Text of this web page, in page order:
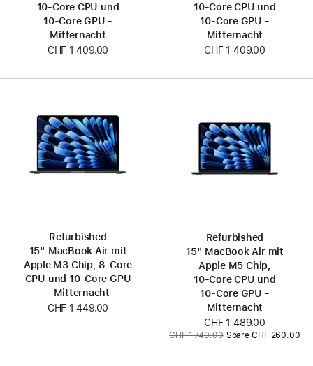
10‑Core CPU und
10‑Core GPU -
Mitternacht
CHF 1 409.00
10‑Core CPU und
10‑Core GPU -
Mitternacht
CHF 1 409.00
Refurbished
15" MacBook Air mit
Apple M3 Chip, 8‑Core
CPU und 10‑Core GPU
- Mitternacht
CHF 1 449.00
Refurbished
15" MacBook Air mit
Apple M5 Chip,
10‑Core CPU und
10‑Core GPU -
Mitternacht
Jetzt
CHF 1 489.00
Vorher:
CHF 1 749.00 Spare CHF 260.00